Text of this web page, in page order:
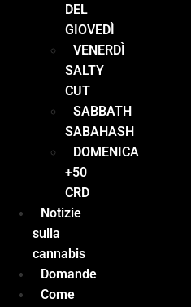
DEL
GIOVEDÌ
VENERDÌ
SALTY
CUT
SABBATH
SABAHASH
DOMENICA
+50
CRD
Notizie
sulla
cannabis
Domande
Come